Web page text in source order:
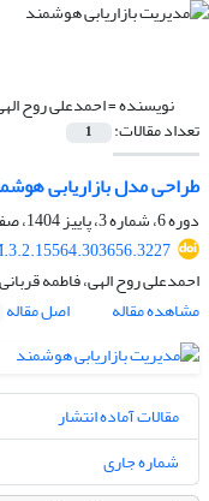
نویسنده =احمدعلی روح
تعداد مقالات: 1
طراحی مدل بازاریابی
دوره 6، شماره 3، پاییز 1404، صفحه
احمدعلی روح الهی، فاطمه قربانی
مشاهده مقاله
اصل مقاله
مقالات آماده انتشار
شماره جاری